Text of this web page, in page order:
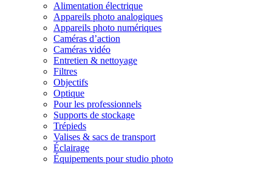
Alimentation électrique
Appareils photo analogiques
Appareils photo numériques
Caméras d’action
Caméras vidéo
Entretien & nettoyage
Filtres
Objectifs
Optique
Pour les professionnels
Supports de stockage
Trépieds
Valises & sacs de transport
Éclairage
Équipements pour studio photo